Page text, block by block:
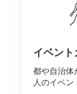
イベン
都や自治体
人のイベ